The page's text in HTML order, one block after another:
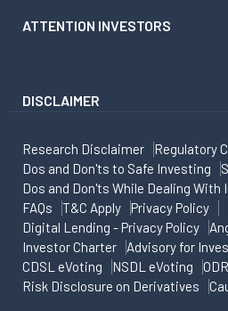
ATTENTION INVESTORS
DISCLAIMER
Research Disclaimer
Regulatory
Dos and Don'ts to Safe Investing
Dos and Don'ts While Dealing
FAQs
T&C Apply
Privacy Policy
Digital Lending - Privacy Policy
Investor Charter
Advisory for
CDSL eVoting
NSDL eVoting
Risk Disclosure on Derivatives